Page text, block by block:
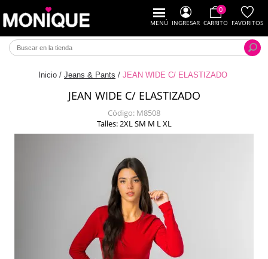
MENÚ INGRESAR
0
CARRITO FAVORITOS
Inicio / Jeans & Pants / JEAN WIDE C/ ELASTIZADO
JEAN WIDE C/ ELASTIZADO
Código: M8508
Talles: 2XL SM M L XL